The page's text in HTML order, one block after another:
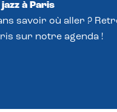
à Paris
savoir où aller ?
sur notre agenda !